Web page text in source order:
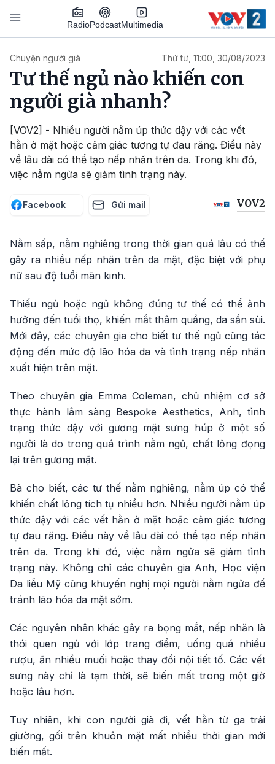
Nhảy đến nội dung
RadioPodcastMultimedia
Chuyện người già Thứ tư, 11:00, 30/08/2023
Tư thế ngủ nào khiến con
người già nhanh?
[VOV2] - Nhiều người nằm úp thức dậy với các vết
hằn ở mặt hoặc cảm giác tương tự đau răng. Điều này
về lâu dài có thể tạo nếp nhăn trên da. Trong khi đó,
việc nằm ngửa sẽ giảm tình trạng này.
Facebook Gửi mail VOV2
Nằm sấp, nằm nghiêng trong thời gian quá lâu có thể
gây ra nhiều nếp nhăn trên da mặt, đặc biệt với phụ
nữ sau độ tuổi mãn kinh.
Thiếu ngủ hoặc ngủ không đúng tư thế có thể ảnh
hưởng đến tuổi thọ, khiến mắt thâm quầng, da sần sùi.
Mới đây, các chuyên gia cho biết tư thế ngủ cũng tác
động đến mức độ lão hóa da và tình trạng nếp nhăn
xuất hiện trên mặt.
Theo chuyên gia Emma Coleman, chủ nhiệm cơ sở
thực hành lâm sàng Bespoke Aesthetics, Anh, tình
trạng thức dậy với gương mặt sưng húp ở một số
người là do trong quá trình nằm ngủ, chất lỏng đọng
lại trên gương mặt.
Bà cho biết, các tư thế nằm nghiêng, nằm úp có thể
khiến chất lỏng tích tụ nhiều hơn. Nhiều người nằm úp
thức dậy với các vết hằn ở mặt hoặc cảm giác tương
tự đau răng. Điều này về lâu dài có thể tạo nếp nhăn
trên da. Trong khi đó, việc nằm ngửa sẽ giảm tình
trạng này. Không chỉ các chuyên gia Anh, Học viện
Da liễu Mỹ cũng khuyến nghị mọi người nằm ngửa để
tránh lão hóa da mặt sớm.
Các nguyên nhân khác gây ra bọng mắt, nếp nhăn là
thói quen ngủ với lớp trang điểm, uống quá nhiều
rượu, ăn nhiều muối hoặc thay đổi nội tiết tố. Các vết
sưng này chỉ là tạm thời, sẽ biến mất trong một giờ
hoặc lâu hơn.
Tuy nhiên, khi con người già đi, vết hằn từ ga trải
giường, gối trên khuôn mặt mất nhiều thời gian mới
biến mất.